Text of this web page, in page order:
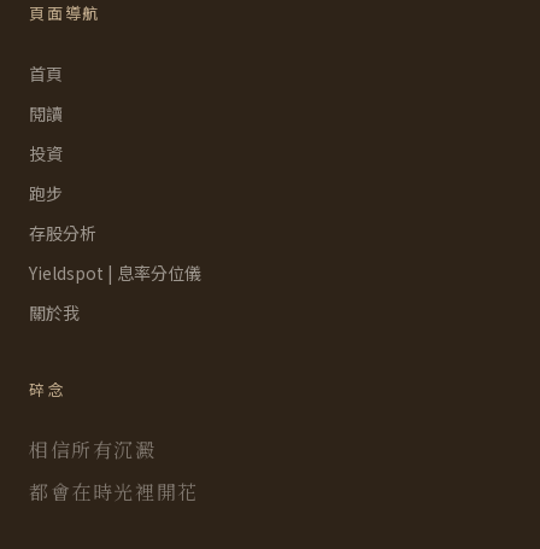
頁面導航
首頁
閱讀
投資
跑步
存股分析
Yieldspot | 息率分位儀
關於我
碎念
相信所有沉澱
都會在時光裡開花